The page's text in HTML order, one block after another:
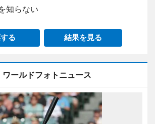
知らない
る 結果を見る
ワールドフォトニュース